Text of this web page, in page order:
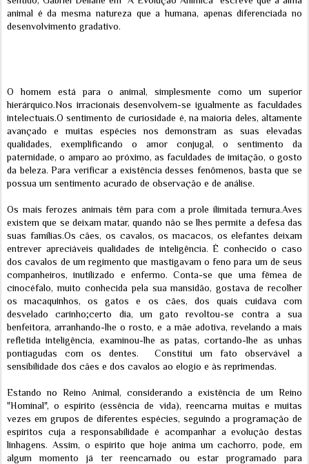
animal é da mesma natureza que a humana, apenas diferenciada no
desenvolvimento gradativo.
O homem está para o animal, simplesmente como um superior
hierárquico.Nos irracionais desenvolvem-se igualmente as faculdades
intelectuais.O sentimento de curiosidade é, na maioria deles, altamente
avançado e muitas espécies nos demonstram as suas elevadas
qualidades, exemplificando o amor conjugal, o sentimento da
paternidade, o amparo ao próximo, as faculdades de imitação, o gosto
da beleza. Para verificar a existência desses fenômenos, basta que se
possua um sentimento acurado de observação e de análise.
Os mais ferozes animais têm para com a prole ilimitada ternura.Aves
existem que se deixam matar, quando não se lhes permite a defesa das
suas famílias.Os cães, os cavalos, os macacos, os elefantes deixam
entrever apreciáveis qualidades de inteligência. É conhecido o caso
dos cavalos de um regimento que mastigavam o feno para um de seus
companheiros, inutilizado e enfermo. Conta-se que uma fêmea de
cinocéfalo, muito conhecida pela sua mansidão, gostava de recolher
os macaquinhos, os gatos e os cães, dos quais cuidava com
desvelado carinho;certo dia, um gato revoltou-se contra a sua
benfeitora, arranhando-lhe o rosto, e a mãe adotiva, revelando a mais
refletida inteligência, examinou-lhe as patas, cortando-lhe as unhas
pontiagudas com os dentes. Constitui um fato observável a
sensibilidade dos cães e dos cavalos ao elogio e às reprimendas.
Estando no Reino Animal, considerando a existência de um Reino
"Hominal", o espírito (essência de vida), reencarna muitas e muitas
vezes em grupos de diferentes espécies, seguindo a programação de
espíritos cuja a responsabilidade é acompanhar a evolução destas
linhagens. Assim, o espírito que hoje anima um cachorro, pode, em
algum momento já ter reencarnado ou estar programado para